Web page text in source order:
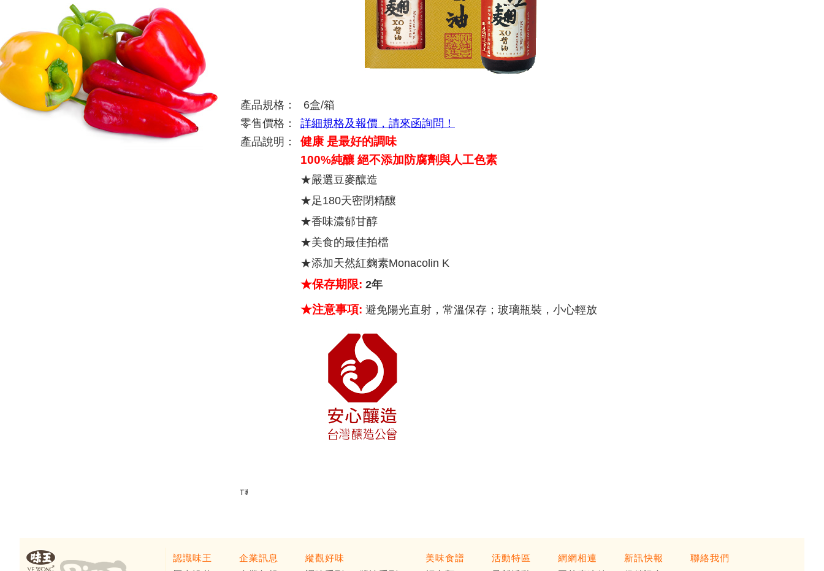
產品規格：
6盒/箱
零售價格：
詳細規格及報價，請來函詢問！
產品說明：
健康 是最好的調味
100%純釀 絕不添加防腐劑與人工色素
★嚴選豆麥釀造
★足180天密閉精釀
★香味濃郁甘醇
★美食的最佳拍檔
★添加天然紅麴素Monacolin K
★保存期限: 2年
★注意事項: 避免陽光直射，常溫保存；玻璃瓶裝，小心輕放
學微生物與生化學研究所教授兼所長 潘子明 認識紅麴-紅麴與健康 紅麴是數千年來中國傳統的食材，過去它的功能主要用作為色素，近年來，逐漸重視其機能性、保健性。紅麴是
認識味王
企業訊息
縱觀好味
美味食譜
活動特區
網網相連
新訊快報
聯絡我們